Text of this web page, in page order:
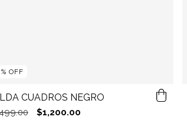
% OFF
CUADROS NEGRO
$1,200.00